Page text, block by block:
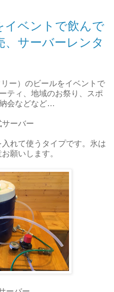
イベントで飲んで
サーバーレンタ
ー）のビールをイベントで
ティ、地域のお祭り、スポ
会などなど…
ーバー
れて使うタイプです。氷は
願いします。